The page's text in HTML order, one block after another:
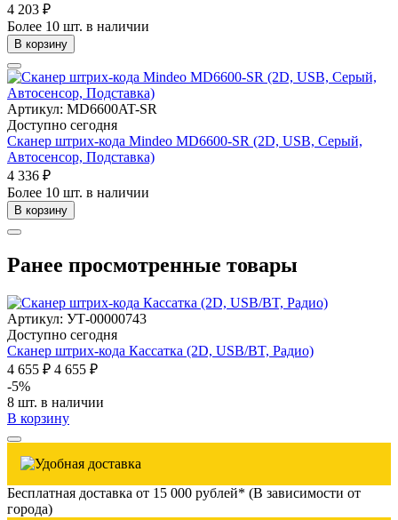
4 203 ₽
Более 10 шт. в наличии
В корзину
Артикул: MD6600AT-SR
Доступно сегодня
Сканер штрих-кода Mindeo MD6600-SR (2D, USB, Серый,
Автосенсор, Подставка)
4 336 ₽
Более 10 шт. в наличии
В корзину
Ранее просмотренные товары
Артикул: УТ-00000743
Доступно сегодня
Сканер штрих-кода Кассатка (2D, USB/BT, Радио)
4 655 ₽ 4 655 ₽
-5%
8 шт. в наличии
В корзину
Бесплатная доставка от 15 000 рублей* (В зависимости от
города)